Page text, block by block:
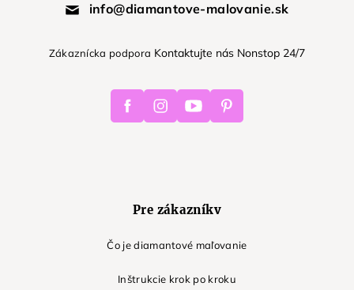
info@diamantove-malovanie.sk
Zákaznícka podpora Kontaktujte nás Nonstop 24/7
FacebookInstagramYoutube Pinterest
Pre zákazníkv
Čo je diamantové maľovanie
Inštrukcie krok po kroku